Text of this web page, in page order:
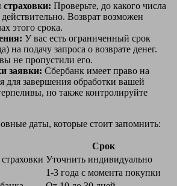
Проверьте, до какого числа
Возврат возможен
этого срока.
У вас есть ограниченный срок
на подачу запроса о возврате денег.
не пропустили его.
заявки: Сбербанк имеет право на
для завершения обработки вашей
но также контролируйте
даты, которые стоит запомнить:
Срок
Уточнить индивидуально
1-3 года с момента покупки